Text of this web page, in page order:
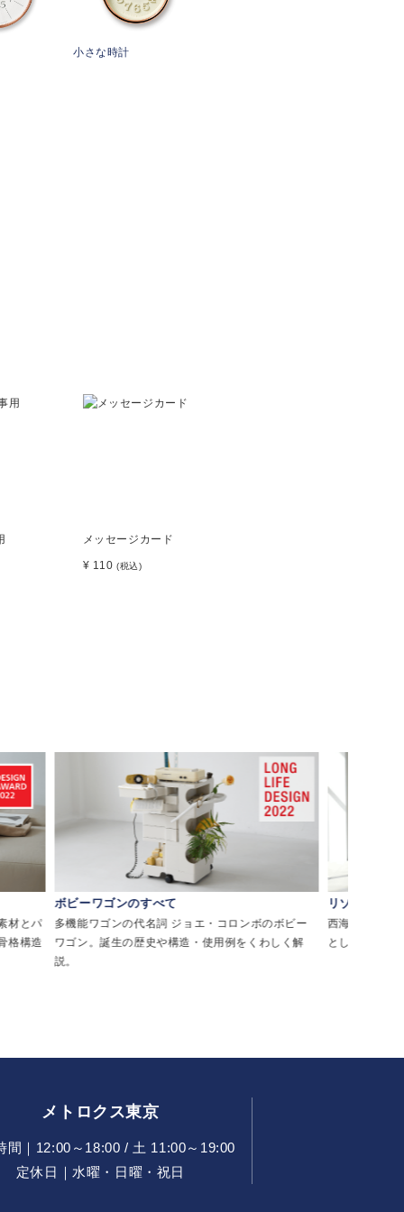
小さな時計
メッセージカード
¥ 110(税込)
材とパ
格構造
ボビーワゴンのすべて
多機能ワゴンの代名詞 ジョエ・コロンボのボビー
ワゴン。誕生の歴史や構造・使用例をくわしく解
説。
リゾートチ
西海岸・メキ
として親しま
メトロクス東京
間｜12:00～18:00 / 土 11:00～19:00
定休日｜水曜・日曜・祝日